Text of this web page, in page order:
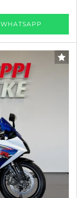
WHATSAPP